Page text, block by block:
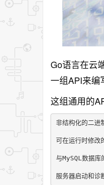
Go语言在云
一组API来编
这组通用的
非结构化的二进
可在运行时修改
与MySQL数据库